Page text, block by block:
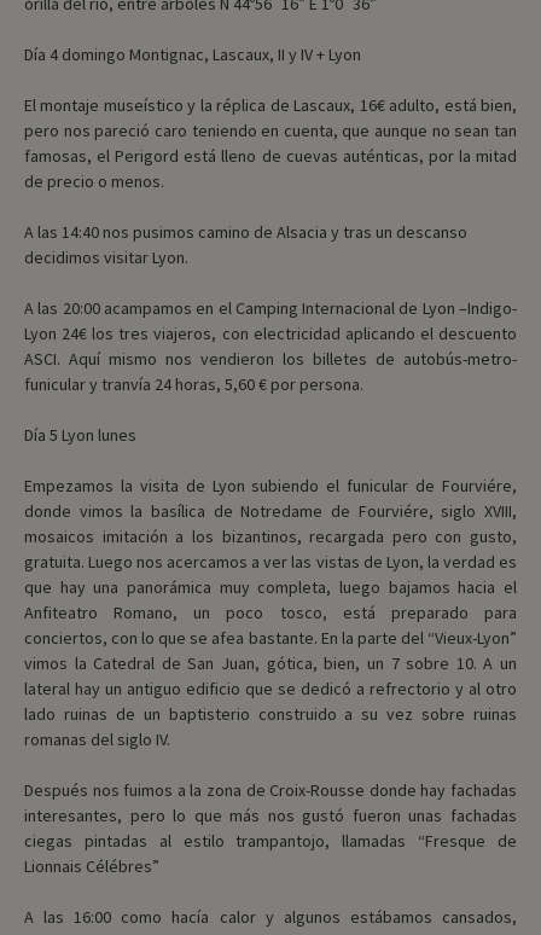
Día 4 domingo Montignac, Lascaux, II y IV + Lyon
El montaje museístico y la réplica de Lascaux, 16€ adulto, está bien,
pero nos pareció caro teniendo en cuenta, que aunque no sean tan
famosas, el Perigord está lleno de cuevas auténticas, por la mitad
de precio o menos.
A las 14:40 nos pusimos camino de Alsacia y tras un descanso
decidimos visitar Lyon.
A las 20:00 acampamos en el Camping Internacional de Lyon –Indigo-
Lyon 24€ los tres viajeros, con electricidad aplicando el descuento
ASCI. Aquí mismo nos vendieron los billetes de autobús-metro-
funicular y tranvía 24 horas, 5,60 € por persona.
Día 5 Lyon lunes
Empezamos la visita de Lyon subiendo el funicular de Fourviére,
donde vimos la basílica de Notredame de Fourviére, siglo XVIII,
mosaicos imitación a los bizantinos, recargada pero con gusto,
gratuita. Luego nos acercamos a ver las vistas de Lyon, la verdad es
que hay una panorámica muy completa, luego bajamos hacia el
Anfiteatro Romano, un poco tosco, está preparado para
conciertos, con lo que se afea bastante. En la parte del “Vieux-Lyon”
vimos la Catedral de San Juan, gótica, bien, un 7 sobre 10. A un
lateral hay un antiguo edificio que se dedicó a refrectorio y al otro
lado ruinas de un baptisterio construido a su vez sobre ruinas
romanas del siglo IV.
Después nos fuimos a la zona de Croix-Rousse donde hay fachadas
interesantes, pero lo que más nos gustó fueron unas fachadas
ciegas pintadas al estilo trampantojo, llamadas “Fresque de
Lionnais Célébres”
A las 16:00 como hacía calor y algunos estábamos cansados,